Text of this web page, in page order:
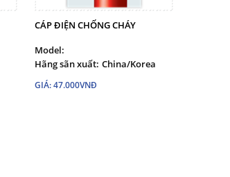
CÁP ĐIỆN CHỐNG CHÁY
Model:
Hãng sãn xuất: China/Korea
GIÁ: 47.000VNĐ